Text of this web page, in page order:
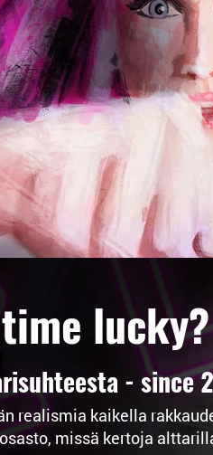
lucky?
- since
realismia kaikella
missä kertoja